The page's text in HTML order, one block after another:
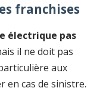
franchises
électrique pas
il ne doit pas
aux
en cas de sinistre.